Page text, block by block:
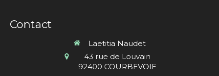
Contact
Laetitia Naudet
43 rue de Louvain
92400 COURBEVOIE